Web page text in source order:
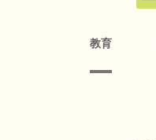
教育